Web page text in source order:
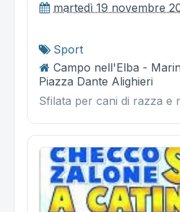
martedì 19 novembre
Sport
Campo nell'Elba -
Piazza Dante Alighieri
Sfilata per cani di razza e